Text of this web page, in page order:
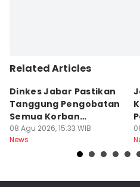
Related Articles
Dinkes Jabar Pastikan
Tanggung Pengobatan
Semua Korban
Kekerasan dan Begal
08 Agu 2026, 15:33 WIB
News